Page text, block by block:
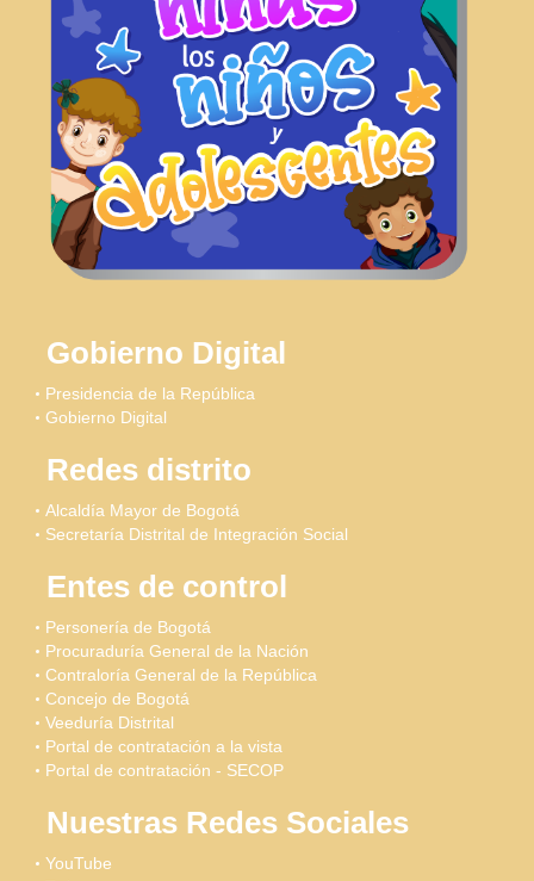
Gobierno Digital
Presidencia de la República
Gobierno Digital
Redes distrito
Alcaldía Mayor de Bogotá
Secretaría Distrital de Integración Social
Entes de control
Personería de Bogotá
Procuraduría General de la Nación
Contraloría General de la República
Concejo de Bogotá
Veeduría Distrital
Portal de contratación a la vista
Portal de contratación - SECOP
Nuestras Redes Sociales
YouTube